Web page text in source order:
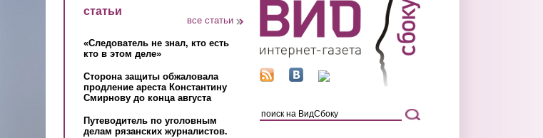
статьи
все статьи
«Следователь не знал, кто есть
кто в этом деле»
Сторона защиты обжаловала
продление ареста Константину
Смирнову до конца августа
Путеводитель по уголовным
делам рязанских журналистов.